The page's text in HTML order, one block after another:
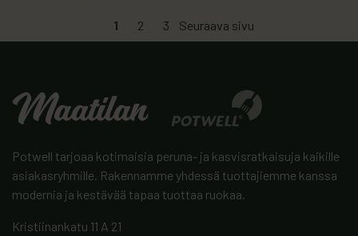
kuljetuksissa sekä pienentää merkittävästi hävikkiä.
Kaikki käyttämämme muovikalvot soveltuvat
1 2 3 Seuraava sivu
Potwell tarjoaa kotimaisia peruna- ja kasvisratkaisuja kaikille
asiakasryhmille. Rakennamme yhdessä tuottajiemme kanssa
modernia ja kestävää tapaa tuottaa ruokaa.
Kristiinankatu 11 A 21